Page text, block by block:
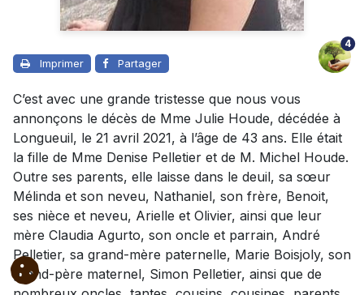
Imprimer Partager
4
C’est avec une grande tristesse que nous vous
annonçons le décès de Mme Julie Houde, décédée à
Longueuil, le 21 avril 2021, à l’âge de 43 ans. Elle était
la fille de Mme Denise Pelletier et de M. Michel Houde.
Outre ses parents, elle laisse dans le deuil, sa sœur
Mélinda et son neveu, Nathaniel, son frère, Benoit,
ses nièce et neveu, Arielle et Olivier, ainsi que leur
mère Claudia Agurto, son oncle et parrain, André
Pelletier, sa grand-mère paternelle, Marie Boisjoly, son
grand-père maternel, Simon Pelletier, ainsi que de